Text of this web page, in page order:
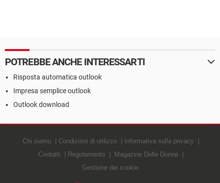
POTREBBE ANCHE INTERESSARTI
Risposta automatica outlook
Impresa semplice outlook
Outlook download
Chi siamo Condizioni di utilizzo
Informativa sulla privacy
Contatti
Regolamento
Magazine Delle Donne
Gestione dei cookie